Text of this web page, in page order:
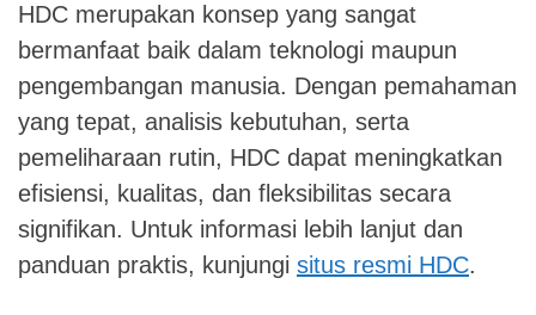
HDC merupakan konsep yang sangat
bermanfaat baik dalam teknologi maupun
pengembangan manusia. Dengan pemahaman
yang tepat, analisis kebutuhan, serta
pemeliharaan rutin, HDC dapat meningkatkan
efisiensi, kualitas, dan fleksibilitas secara
signifikan. Untuk informasi lebih lanjut dan
panduan praktis, kunjungi situs resmi HDC.